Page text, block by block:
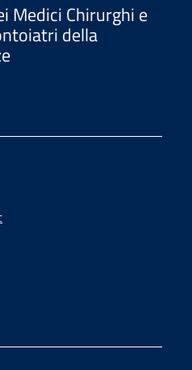
Medici Chirurghi e
della